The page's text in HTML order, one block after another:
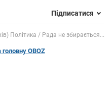
Підписатися
Політика Рада не збирається...
OBOZ